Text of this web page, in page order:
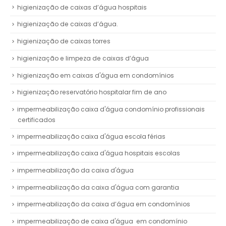
higienização de caixas d’água hospitais
higienização de caixas d’água.
higienização de caixas torres
higienização e limpeza de caixas d’água
higienização em caixas d'água em condomínios
higienização reservatório hospitalar fim de ano
impermeabilização caixa d'água condomínio profissionais
certificados
impermeabilização caixa d'água escola férias
impermeabilização caixa d'água hospitais escolas
impermeabilização da caixa d'água
impermeabilização da caixa d'água com garantia
impermeabilização da caixa d’água em condomínios
impermeabilização de caixa d'água em condomínio